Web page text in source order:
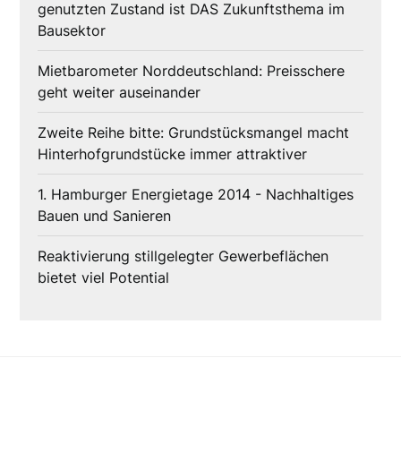
genutzten Zustand ist DAS Zukunftsthema im
Bausektor
Mietbarometer Norddeutschland: Preisschere
geht weiter auseinander
Zweite Reihe bitte: Grundstücksmangel macht
Hinterhofgrundstücke immer attraktiver
1. Hamburger Energietage 2014 - Nachhaltiges
Bauen und Sanieren
Reaktivierung stillgelegter Gewerbeflächen
bietet viel Potential